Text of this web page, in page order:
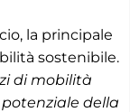
la principale
sostenibile.
di mobilità
della